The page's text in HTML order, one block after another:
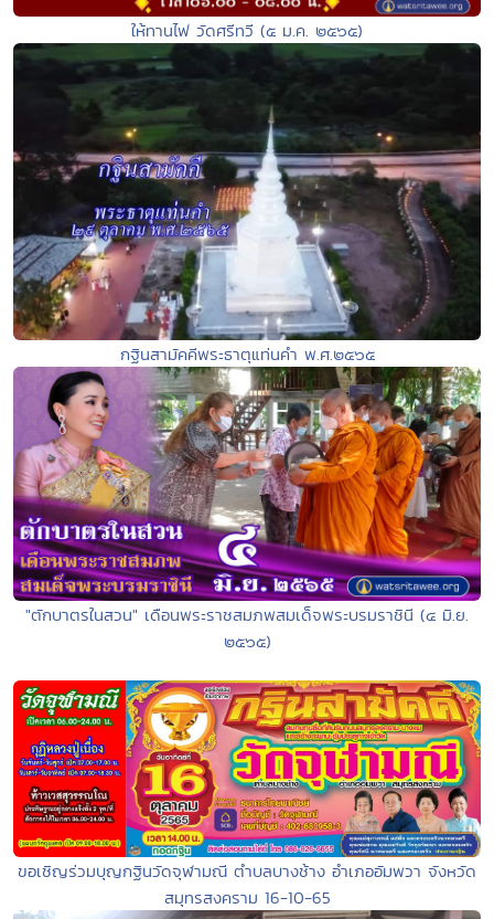
ให้ทานไฟ วัดศรีทวี (๕ ม.ค. ๒๕๖๕)
กฐินสามัคคีพระธาตุแท่นคำ พ.ศ.๒๕๖๕
"ตักบาตรในสวน" เดือนพระราชสมภพสมเด็จพระบรมราชินี (๔ มิ.ย.
๒๕๖๕)
ขอเชิญร่วมบุญกฐินวัดจุฬามณี ตำบลบางช้าง อำเภออัมพวา จังหวัด
สมุทรสงคราม 16-10-65